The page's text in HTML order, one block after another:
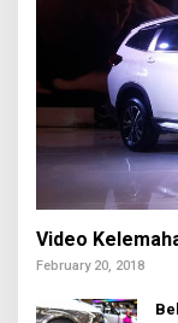
Video
February 20, 2018